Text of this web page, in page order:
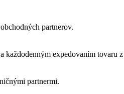
partnerov.
expedovaním tovaru z
partnermi.